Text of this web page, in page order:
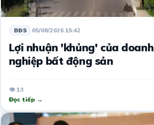
BĐS 05/08/2026 15:42
Lợi nhuận 'khủng' của doanh
nghiệp bất động sản
👁 13
Đọc tiếp →